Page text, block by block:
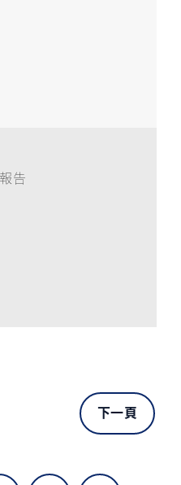
告
下一頁